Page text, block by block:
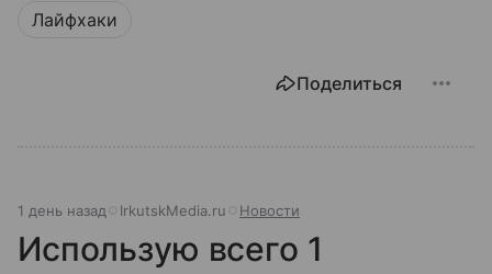
Лайфхаки
Поделиться
1 день назад IrkutskMedia.ru Новости
Использую всего 1